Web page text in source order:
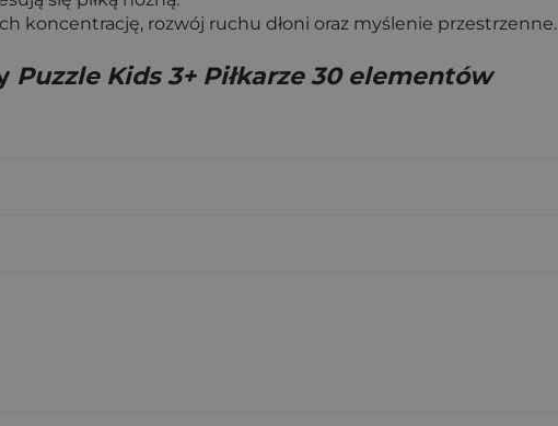
koncentrację, rozwój ruchu dłoni oraz myślenie przestrzenne.
Puzzle Kids 3+ Piłkarze 30 elementów